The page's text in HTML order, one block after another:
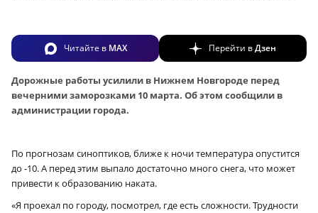
Читайте в MAX Перейти вДзен
Дорожные работы усилили в Нижнем Новгороде перед
вечерними заморозками 10 марта. Об этом сообщили в
администрации города.
По прогнозам синоптиков, ближе к ночи температура опустится
до ‑10. А перед этим выпало достаточно много снега, что может
привести к образованию наката.
«Я проехал по городу, посмотрел, где есть сложности. Трудности